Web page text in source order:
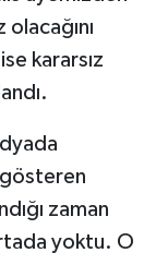
kararsız
zaman
yoktu. O